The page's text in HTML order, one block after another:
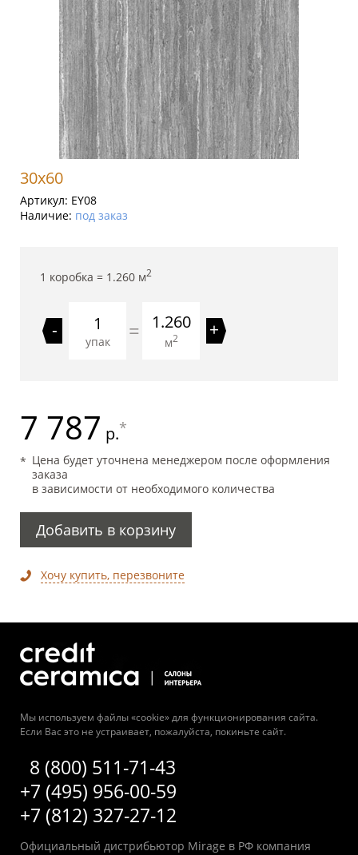
30x60
Артикул: EY08
Наличие: под заказ
1 коробка = 1.260 м2
-
упак = 1.260
м2 +
7 787 р.*
Цена будет уточнена менеджером после оформления
заказа
в зависимости от необходимого количества
Добавить в корзину
Хочу купить, перезвоните
Мы используем файлы «cookie» для функционирования сайта.
Если Вас это не устраивает, пожалуйста, покиньте сайт.
8 (800) 511-71-43
+7 (495) 956-00-59
+7 (812) 327-27-12
Официальный дистрибьютор Mirage в РФ компания